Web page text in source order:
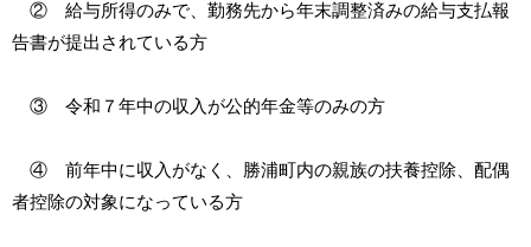
② 給与所得のみで、勤務先から年末調整済みの給与支払報
告書が提出されている方
③ 令和７年中の収入が公的年金等のみの方
④ 前年中に収入がなく、勝浦町内の親族の扶養控除、配偶
者控除の対象になっている方